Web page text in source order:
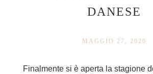
DANESE
MAGGIO 27, 2020
Finalmente si è aperta la stagione